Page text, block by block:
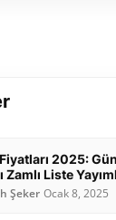
2025:
Zamlı Liste
Şeker Ocak 8, 2025